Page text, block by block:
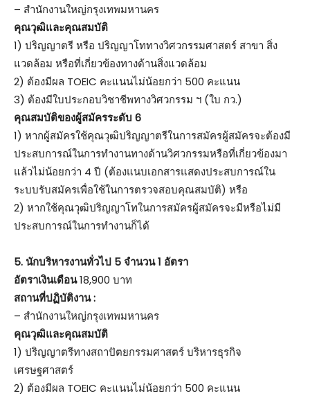
– สำนักงานใหญ่กรุงเทพมหานคร
คุณวุฒิและคุณสมบัติ
1) ปริญญาตรี หรือ ปริญญาโททางวิศวกรรมศาสตร์ สาขา สิ่ง
แวดล้อม หรือที่เกี่ยวข้องทางด้านสิ่งแวดล้อม
2) ต้องมีผล TOEIC คะแนนไม่น้อยกว่า 500 คะแนน
3) ต้องมีใบประกอบวิชาชีพทางวิศวกรรม ฯ (ใบ กว.)
คุณสมบัติของผู้สมัครระดับ 6
1) หากผู้สมัครใช้คุณวุฒิปริญญาตรีในการสมัครผู้สมัครจะต้องมี
ประสบการณ์ในการทำงานทางด้านวิศวกรรมหรือที่เกี่ยวข้องมา
แล้วไม่น้อยกว่า 4 ปี (ต้องแนบเอกสารแสดงประสบการณ์ใน
ระบบรับสมัครเพื่อใช้ในการตรวจสอบคุณสมบัติ) หรือ
2) หากใช้คุณวุฒิปริญญาโทในการสมัครผู้สมัครจะมีหรือไม่มี
ประสบการณ์ในการทำงานก็ได้
5. นักบริหารงานทั่วไป 5 จำนวน 1 อัตรา
อัตราเงินเดือน18,900 บาท
สถานที่ปฏิบัติงาน :
– สำนักงานใหญ่กรุงเทพมหานคร
คุณวุฒิและคุณสมบัติ
1) ปริญญาตรีทางสถาปัตยกรรมศาสตร์ บริหารธุรกิจ
เศรษฐศาสตร์
2) ต้องมีผล TOEIC คะแนนไม่น้อยกว่า 500 คะแนน